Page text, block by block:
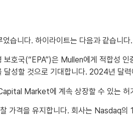
습니다. 하이라이트는 다음과 같습니다.
호국(“EPA”)은 Mullen에게 적합성
성할 것으로 기대합니다. 2024년 달력
Market에 계속 상장할 수 있는 허
격을 유지합니다. 회사는 Nasdaq의